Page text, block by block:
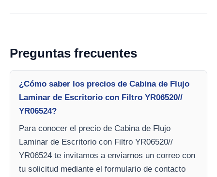
Preguntas frecuentes
¿Cómo saber los precios de Cabina de Flujo
Laminar de Escritorio con Filtro YR06520//
YR06524?
Para conocer el precio de Cabina de Flujo
Laminar de Escritorio con Filtro YR06520//
YR06524 te invitamos a enviarnos un correo con
tu solicitud mediante el formulario de contacto